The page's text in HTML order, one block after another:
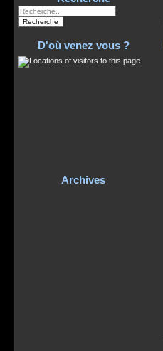
D'où venez vous ?
Archives